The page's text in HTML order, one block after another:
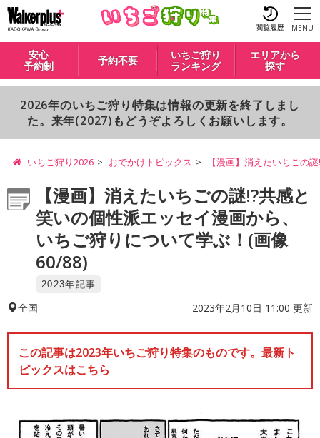
閲覧履歴 MENU
安心
予約制
予約不要
いちご狩り
ランキング
エリアから
探す
2026年のいちご狩り特集は情報の更新を終了しまし
た。来年(2027)もどうぞよろしくお願いします。
いちご狩り2026 おでかけトピックス 【漫画】消えたいちごの
【漫画】消えたいちごの謎!?共感と
笑いの個性派エッセイ漫画から、
いちご狩りについて学ぶ！(画像
60/88)
2023年記事
全国 2023年2月10日 11:00 更新
この記事は2023年いちご狩り特集のものです。最新ト
ピックスはこちら